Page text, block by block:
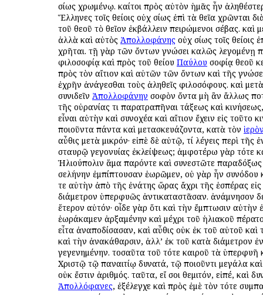
ὁσίως χρωμένῳ. καίτοι πρὸς αὐτὸν ἡμᾶς ἦν
Ἕλληνες τοῖς θείοις οὐχ ὁσίως ἐπὶ τὰ θεῖα χρῶνται
τοῦ θεοῦ τὸ θεῖον ἐκβάλλειν πειρώμενοι σέβας. καὶ
ἀλλὰ καὶ αὐτὸς Ἀπολλοφάνης οὐχ ὁσίως τοῖς θείοις
χρῆται. τῇ γὰρ τῶν ὄντων γνώσει καλῶς λεγομένῃ
φιλοσοφίᾳ καὶ πρὸς τοῦ θείου Παύλου σοφίᾳ θεοῦ
πρὸς τὸν αἴτιον καὶ αὐτῶν τῶν ὄντων καὶ τῆς
ἐχρῆν ἀνάγεσθαι τοὺς ἀληθεῖς φιλοσόφους. καὶ
συνιδεῖν Ἀπολλοφάνην σοφὸν ὄντα μὴ ἂν ἄλλως
τῆς οὐρανίας τι παρατραπῆναι τάξεως καὶ
εἶναι αὐτὴν καὶ συνοχέα καὶ αἴτιον ἔχειν εἰς τοῦτο
ποιοῦντα πάντα καὶ μετασκευάζοντα, κατὰ τὸν
αὖθις μετὰ μικρόν· εἰπὲ δὲ αὐτῷ, τί λέγεις περὶ τῆς
σταυρῷ γεγονυίας ἐκλείψεως; ἀμφοτέρω γὰρ τότε
Ἡλιούπολιν ἅμα παρόντε καὶ συνεστῶτε
σελήνην ἐμπίπτουσαν ἑωρῶμεν, οὐ γὰρ ἦν συνόδου
τε αὐτὴν ἀπὸ τῆς ἐνάτης ὥρας ἄχρι τῆς ἑσπέρας
διάμετρον ὑπερφυῶς ἀντικαταστᾶσαν. ἀνάμνησον
ἕτερον αὐτόν· οἶδε γὰρ ὅτι καὶ τὴν ἔμπτωσιν αὐτὴν
ἑωράκαμεν ἀρξαμένην καὶ μέχρι τοῦ ἡλιακοῦ
εἶτα ἀναποδίσασαν, καὶ αὖθις οὐκ ἐκ τοῦ αὐτοῦ καὶ
καὶ τὴν ἀνακάθαρσιν, ἀλλ’ ἐκ τοῦ κατὰ διάμετρον
γεγενημένην. τοσαῦτα τοῦ τότε καιροῦ τὰ ὑπερφυῆ
Χριστῷ τῷ παναιτίῳ δυνατά, τῷ ποιοῦντι μεγάλα
οὐκ ἔστιν ἀριθμός. ταῦτα, εἴ σοι θεμιτόν, εἰπέ, καὶ
Ἀπολλόφανες, ἐξέλεγχε καὶ πρὸς ἐμὲ τὸν τότε